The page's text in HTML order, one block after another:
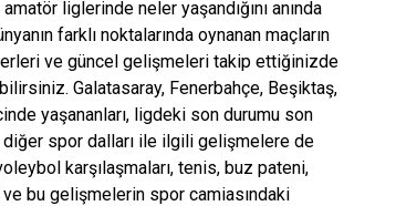
liglerinde neler yaşandığını anında
farklı noktalarında oynanan maçların
ve güncel gelişmeleri takip ettiğinizde
Galatasaray, Fenerbahçe, Beşiktaş,
yaşananları, ligdeki son durumu son
spor dalları ile ilgili gelişmelere de
karşılaşmaları, tenis, buz pateni,
bu gelişmelerin spor camiasındaki